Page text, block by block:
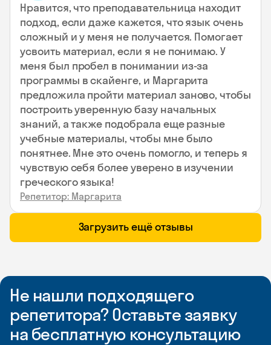
Нравится, что преподавательница находит
подход, если даже кажется, что язык очень
сложный и у меня не получается. Помогает
усвоить материал, если я не понимаю. У
меня был пробел в понимании из-за
программы в скайенге, и Маргарита
предложила пройти материал заново, чтобы
построить уверенную базу начальных
знаний, а также подобрала еще разные
учебные материалы, чтобы мне было
понятнее. Мне это очень помогло, и теперь я
чувствую себя более уверено в изучении
греческого языка!
Репетитор: Маргарита
Загрузить ещё отзывы
Не нашли подходящего
репетитора? Оставьте заявку
на бесплатную консультацию